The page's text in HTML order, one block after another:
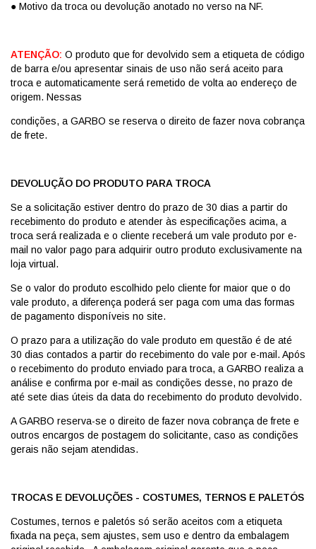
● Motivo da troca ou devolução anotado no verso na NF.
ATENÇÃO: O produto que for devolvido sem a etiqueta de código
de barra e/ou apresentar sinais de uso não será aceito para
troca e automaticamente será remetido de volta ao endereço de
origem. Nessas
condições, a GARBO se reserva o direito de fazer nova cobrança
de frete.
DEVOLUÇÃO DO PRODUTO PARA TROCA
Se a solicitação estiver dentro do prazo de 30 dias a partir do
recebimento do produto e atender às especificações acima, a
troca será realizada e o cliente receberá um vale produto por e-
mail no valor pago para adquirir outro produto exclusivamente na
loja virtual.
Se o valor do produto escolhido pelo cliente for maior que o do
vale produto, a diferença poderá ser paga com uma das formas
de pagamento disponíveis no site.
O prazo para a utilização do vale produto em questão é de até
30 dias contados a partir do recebimento do vale por e-mail. Após
o recebimento do produto enviado para troca, a GARBO realiza a
análise e confirma por e-mail as condições desse, no prazo de
até sete dias úteis da data do recebimento do produto devolvido.
A GARBO reserva-se o direito de fazer nova cobrança de frete e
outros encargos de postagem do solicitante, caso as condições
gerais não sejam atendidas.
TROCAS E DEVOLUÇÕES - COSTUMES, TERNOS E PALETÓS
Costumes, ternos e paletós só serão aceitos com a etiqueta
fixada na peça, sem ajustes, sem uso e dentro da embalagem